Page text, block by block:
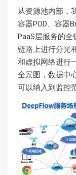
从资源池内部，
容器POD、容器
PaaS层服务的
链路上进行分光
和虚拟网络进行
全景图，数据中
可以纳入到监控